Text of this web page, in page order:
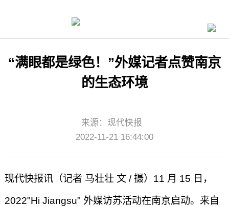
“满眼都是绿色！”外媒记者点赞南京
的生态环境
来源： 现代快报
2022-11-21 16:44:00
现代快报讯（记者 马壮壮 文 / 摄）11 月 15 日，
2022"Hi Jiangsu" 外媒访苏活动在南京启动。来自